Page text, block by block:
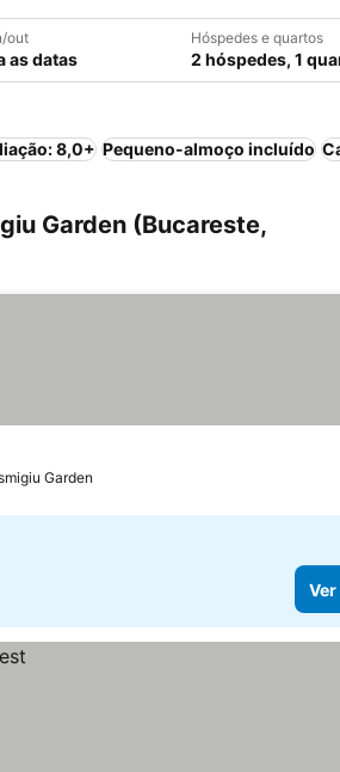
out
as datas
Hóspedes e quartos
2 hóspedes, 1
8,0+ Pequeno-almoço incluído
Garden (Bucareste,
Garden